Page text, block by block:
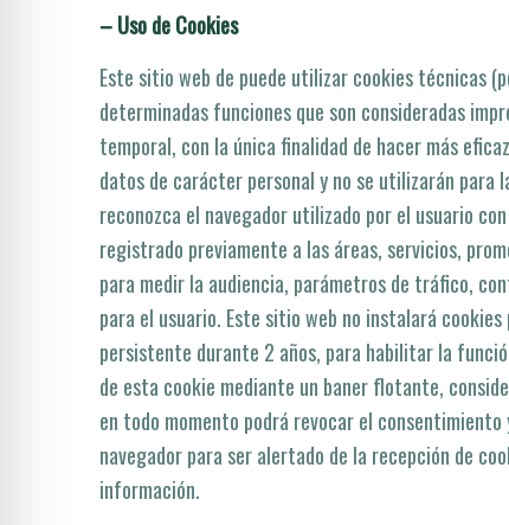
– Uso de Cookies
Este sitio web de puede utilizar cookies técnicas
determinadas funciones que son consideradas
temporal, con la única finalidad de hacer más
datos de carácter personal y no se utilizarán para
reconozca el navegador utilizado por el usuario
registrado previamente a las áreas, servicios,
para medir la audiencia, parámetros de tráfico,
para el usuario. Este sitio web no instalará
persistente durante 2 años, para habilitar la
de esta cookie mediante un baner flotante,
en todo momento podrá revocar el
navegador para ser alertado de la recepción de
información.